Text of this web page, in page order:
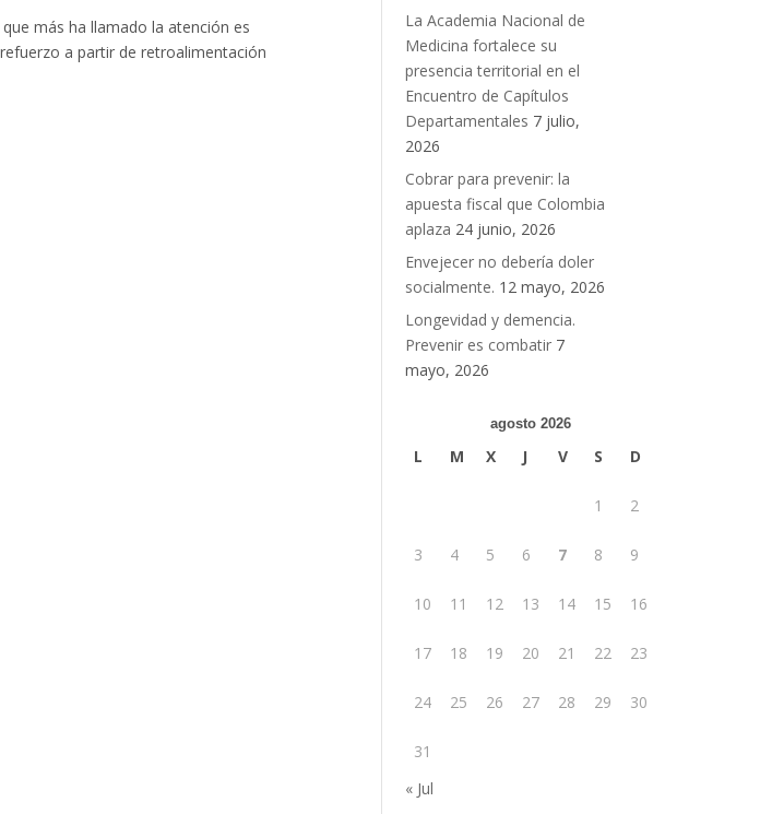
más ha llamado la atención es
a partir de retroalimentación
La Academia Nacional de
Medicina fortalece su
presencia territorial en el
Encuentro de Capítulos
Departamentales 7 julio,
2026
Cobrar para prevenir: la
apuesta fiscal que Colombia
aplaza 24 junio, 2026
Envejecer no debería doler
socialmente. 12 mayo, 2026
Longevidad y demencia.
Prevenir es combatir 7
mayo, 2026
agosto 2026
L M X J V S D
1 2
3 4 5 6 7 8 9
10 11 12 13 14 15 16
17 18 19 20 21 22 23
24 25 26 27 28 29 30
31
« Jul